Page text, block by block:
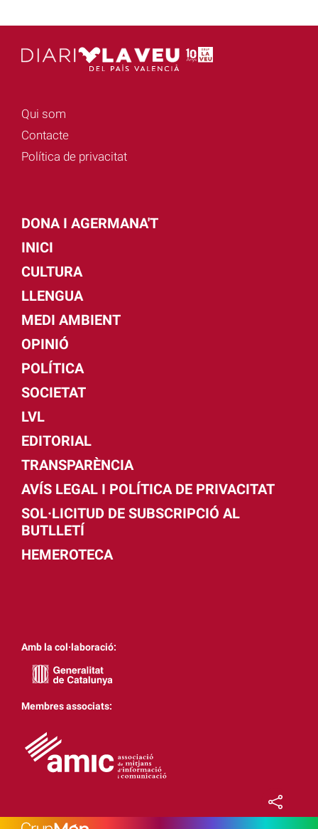
Qui som
Contacte
Política de privacitat
DONA I AGERMANA'T
INICI
CULTURA
LLENGUA
MEDI AMBIENT
OPINIÓ
POLÍTICA
SOCIETAT
LVL
EDITORIAL
TRANSPARÈNCIA
AVÍS LEGAL I POLÍTICA DE PRIVACITAT
SOL·LICITUD DE SUBSCRIPCIÓ AL
BUTLLETÍ
HEMEROTECA
Amb la col·laboració:
Membres associats: